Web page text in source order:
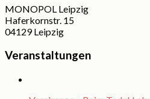
MONOPOL Leipzig
Haferkornstr. 15
04129 Leipzig
Veranstaltungen